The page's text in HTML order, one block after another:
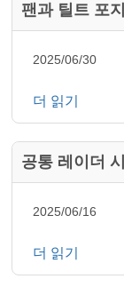
팬과 틸트 포
2025/06/30
더 읽기
공통 레이더
2025/06/16
더 읽기